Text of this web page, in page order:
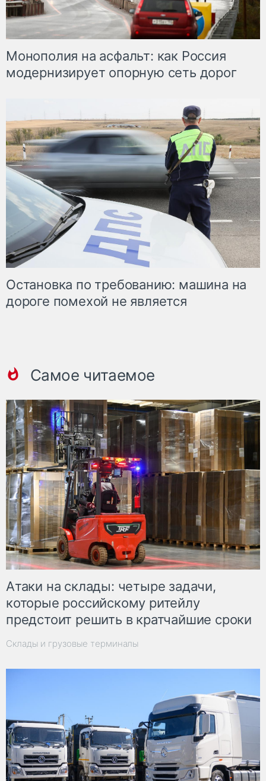
Монополия на асфальт: как Россия
модернизирует опорную сеть дорог
Остановка по требованию: машина на
дороге помехой не является
Самое читаемое
Атаки на склады: четыре задачи,
которые российскому ритейлу
предстоит решить в кратчайшие сроки
Склады и грузовые терминалы